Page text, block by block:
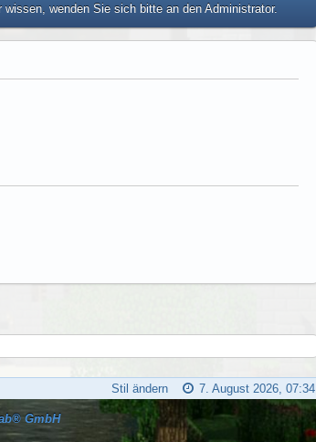
wenden Sie sich bitte an den Administrator.
7. August 2026, 07:34
Stil ändern
GmbH